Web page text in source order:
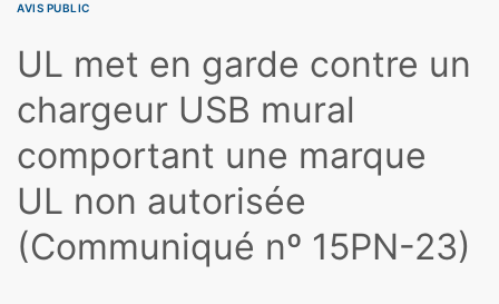
AVIS PUBLIC
UL met en garde contre un
chargeur USB mural
comportant une marque
UL non autorisée
(Communiqué nº 15PN-23)